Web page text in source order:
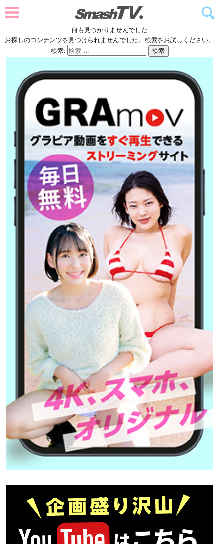
何も見つかりませんでした
お探しのコンテンツを見つけられませんでした。検索をお試しください。
検索:
検索